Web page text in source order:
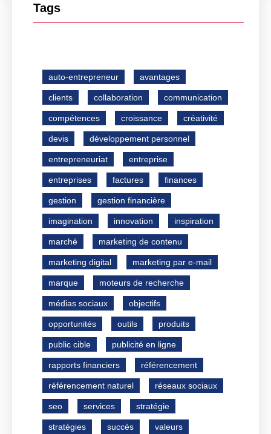
Tags
auto-entrepreneur avantages
clients collaboration communication
compétences croissance créativité
devis développement personnel
entrepreneuriat entreprise
entreprises factures finances
gestion gestion financière
imagination innovation inspiration
marché marketing de contenu
marketing digital marketing par e-mail
marque moteurs de recherche
médias sociaux objectifs
opportunités outils produits
public cible publicité en ligne
rapports financiers référencement
référencement naturel réseaux sociaux
seo services stratégie
stratégies succès valeurs